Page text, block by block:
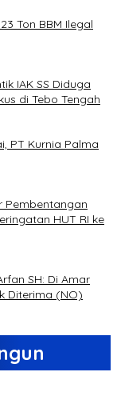
Ton BBM Ilegal
IAK SS Diduga
di Tebo Tengah
PT Kurnia Palma
Pembentangan
HUT RI ke
SH: Di Amar
Diterima (NO)